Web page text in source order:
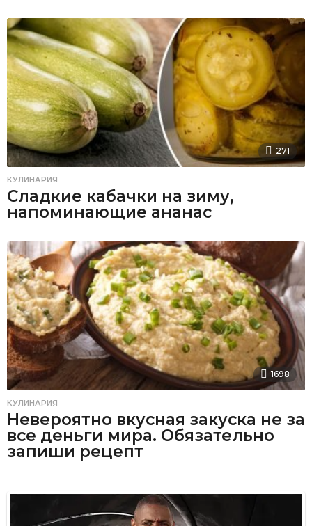
271
КУЛИНАРИЯ
Сладкие кабачки на зиму,
напоминающие ананас
1698
КУЛИНАРИЯ
Невероятно вкусная закуска не за
все деньги мира. Обязательно
запиши рецепт